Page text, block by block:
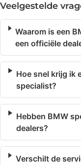
Veelgestelde
Waarom is een
een officiële
Hoe snel krijg ik
specialist?
Hebben BMW
dealers?
Verschilt de